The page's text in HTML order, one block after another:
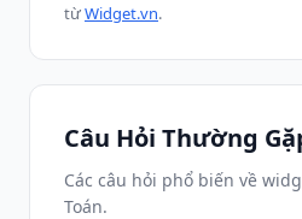
từWidget.vn.
Câu Hỏi Thường
Các câu hỏi phổ biến về
Toán.